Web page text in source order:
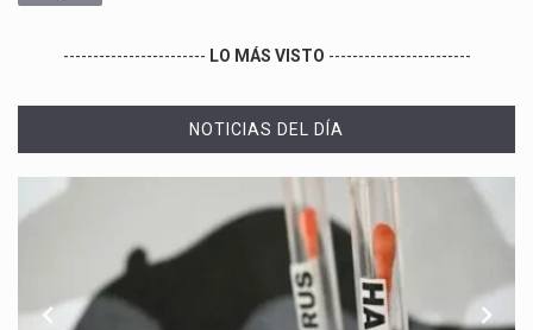
------------------------ LO MÁS VISTO ------------------------
NOTICIAS DEL DÍA